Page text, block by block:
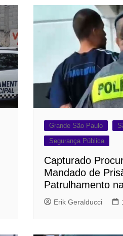
Grande São Paulo
Segurança Pública
Capturado
Mandado de
Patrulhamento
Erik Geralducci